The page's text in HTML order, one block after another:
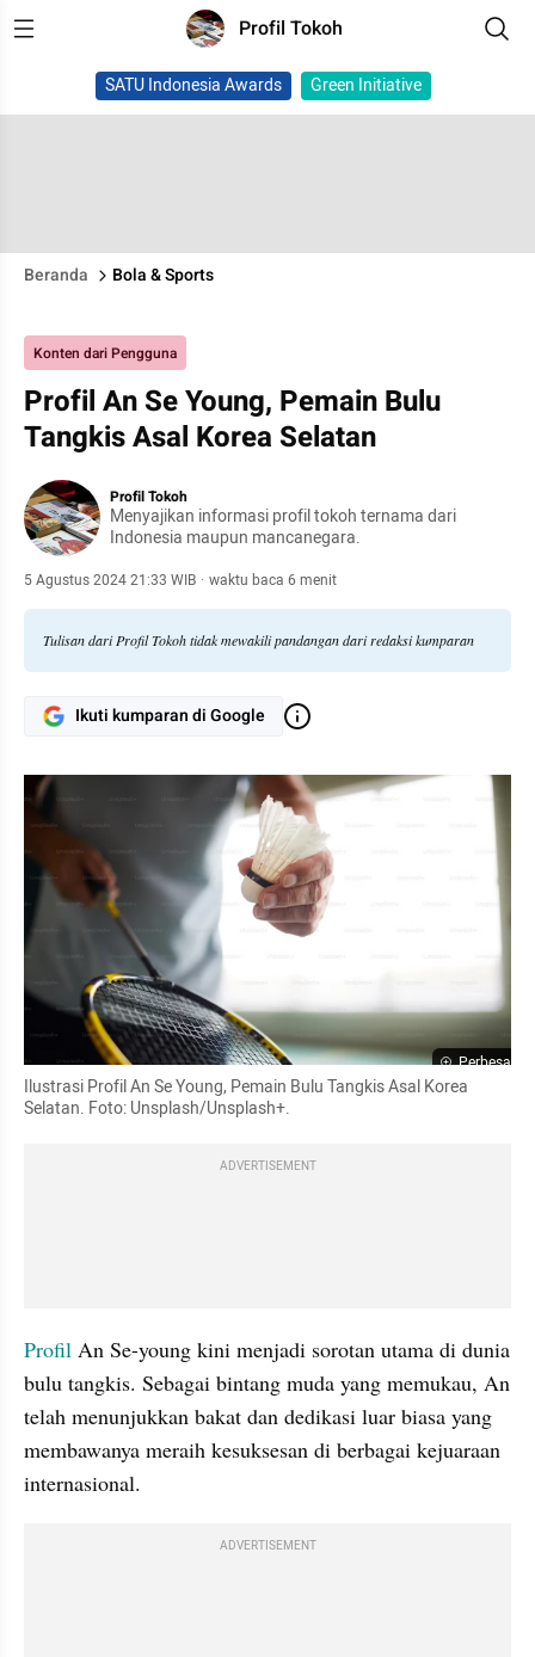
Profil Tokoh
SATU Indonesia Awards Green Initiative
Beranda Bola & Sports
Konten dari Pengguna
Profil An Se Young, Pemain Bulu
Tangkis Asal Korea Selatan
Profil Tokoh
Menyajikan informasi profil tokoh ternama dari
Indonesia maupun mancanegara.
5 Agustus 2024 21:33 WIB · waktu baca 6 menit
Tulisan dari Profil Tokoh tidak mewakili pandangan dari redaksi kumparan
Ikuti kumparan di Google
Perbesar
Ilustrasi Profil An Se Young, Pemain Bulu Tangkis Asal Korea
Selatan. Foto: Unsplash/Unsplash+.
ADVERTISEMENT
Profil An Se-young kini menjadi sorotan utama di dunia
bulu tangkis. Sebagai bintang muda yang memukau, An
telah menunjukkan bakat dan dedikasi luar biasa yang
membawanya meraih kesuksesan di berbagai kejuaraan
internasional.
ADVERTISEMENT